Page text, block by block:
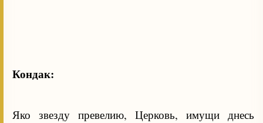
Кондак:
Яко звезду превелию, Церковь, имущи днесь